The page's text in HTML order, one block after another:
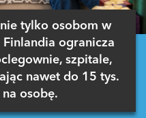
tylko osobom w
Finlandia ogranicza
szpitale,
nawet do 15 tys.
osobę.